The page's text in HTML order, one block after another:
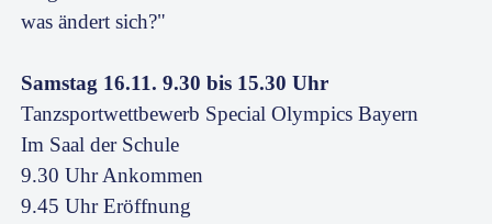
was ändert sich?"
Samstag 16.11. 9.30 bis 15.30 Uhr
Tanzsportwettbewerb Special Olympics Bayern
Im Saal der Schule
9.30 Uhr Ankommen
9.45 Uhr Eröffnung